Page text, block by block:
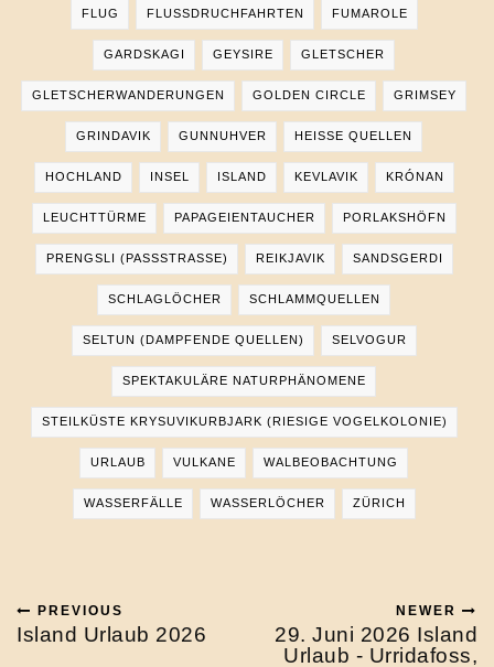
FLUG FLUSSDRUCHFAHRTEN FUMAROLE
GARDSKAGI GEYSIRE GLETSCHER
GLETSCHERWANDERUNGEN GOLDEN CIRCLE GRIMSEY
GRINDAVIK GUNNUHVER HEISSE QUELLEN
HOCHLAND INSEL ISLAND KEVLAVIK KRÓNAN
LEUCHTTÜRME PAPAGEIENTAUCHER PORLAKSHÖFN
PRENGSLI (PASSSTRASSE) REIKJAVIK SANDSGERDI
SCHLAGLÖCHER SCHLAMMQUELLEN
SELTUN (DAMPFENDE QUELLEN) SELVOGUR
SPEKTAKULÄRE NATURPHÄNOMENE
STEILKÜSTE KRYSUVIKURBJARK (RIESIGE VOGELKOLONIE)
URLAUB VULKANE WALBEOBACHTUNG
WASSERFÄLLE WASSERLÖCHER ZÜRICH
PREVIOUS
Island Urlaub 2026
NEWER
29. Juni 2026 Island
Urlaub - Urridafoss,